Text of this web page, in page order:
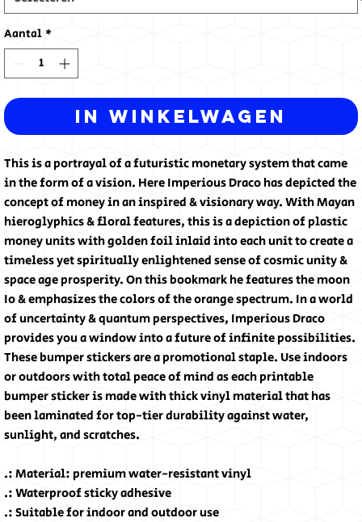
Aantal *
In winkelwagen
This is a portrayal of a futuristic monetary system that came
in the form of a vision. Here Imperious Draco has depicted the
concept of money in an inspired & visionary way. With Mayan
hieroglyphics & floral features, this is a depiction of plastic
money units with golden foil inlaid into each unit to create a
timeless yet spiritually enlightened sense of cosmic unity &
space age prosperity. On this bookmark he features the moon
Io & emphasizes the colors of the orange spectrum. In a world
of uncertainty & quantum perspectives, Imperious Draco
provides you a window into a future of infinite possibilities.
These bumper stickers are a promotional staple. Use indoors
or outdoors with total peace of mind as each printable
bumper sticker is made with thick vinyl material that has
been laminated for top-tier durability against water,
sunlight, and scratches.
.: Material: premium water-resistant vinyl
.: Waterproof sticky adhesive
.: Suitable for indoor and outdoor use